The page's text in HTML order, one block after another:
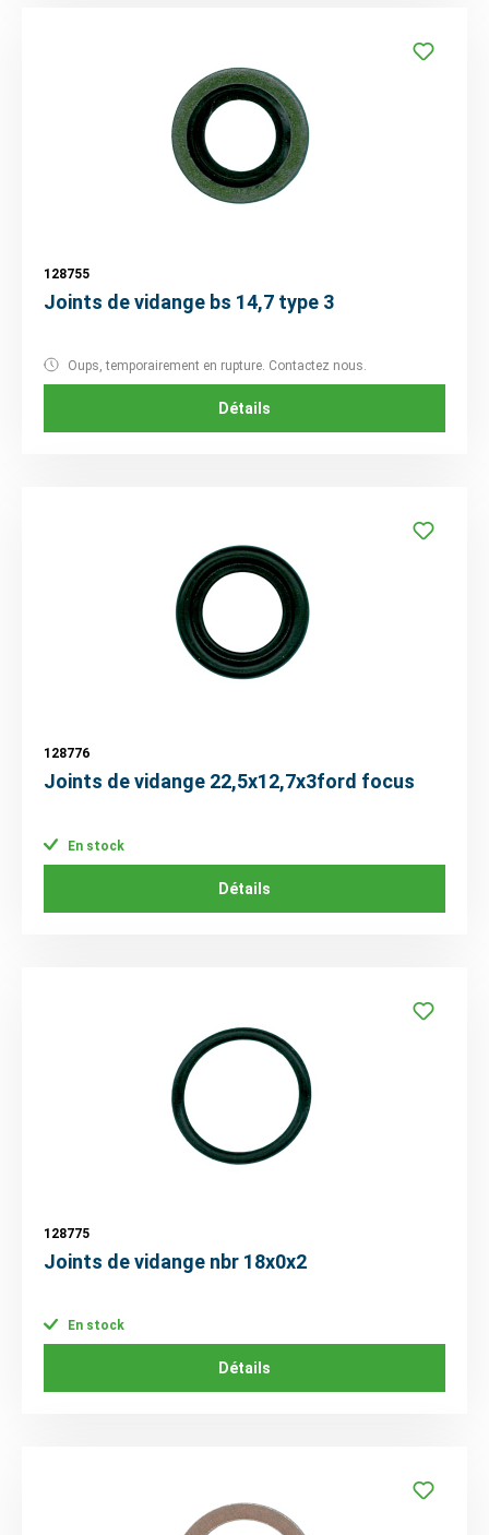
128755
Joints de vidange bs 14,7 type 3
Oups, temporairement en rupture. Contactez nous.
Détails
128776
Joints de vidange 22,5x12,7x3ford focus
En stock
Détails
128775
Joints de vidange nbr 18x0x2
En stock
Détails